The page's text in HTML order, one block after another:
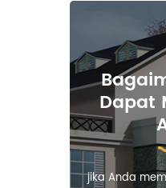
Dapat
jika Anda